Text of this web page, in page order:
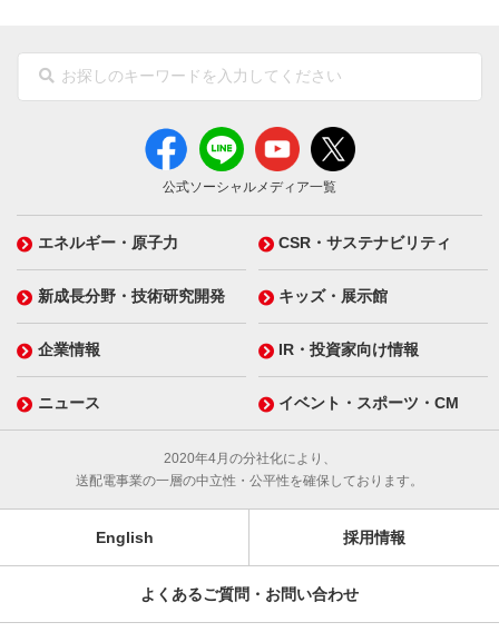
公式ソーシャルメディア一覧
エネルギー・原子力 CSR・サステナビリティ
新成長分野・技術研究開発 キッズ・展示館
企業情報 IR・投資家向け情報
ニュース イベント・スポーツ・CM
2020年4月の分社化により、
送配電事業の一層の中立性・公平性を確保しております。
English 採用情報
よくあるご質問・お問い合わせ